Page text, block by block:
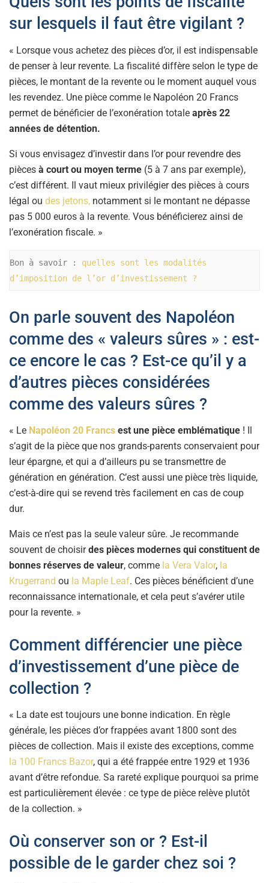
sur lesquels il faut être vigilant ?
« Lorsque vous achetez des pièces d’or, il est indispensable
de penser à leur revente. La fiscalité diffère selon le type de
pièces, le montant de la revente ou le moment auquel vous
les revendez. Une pièce comme le Napoléon 20 Francs
permet de bénéficier de l’exonération totale après 22
années de détention.
Si vous envisagez d’investir dans l’or pour revendre des
pièces à court ou moyen terme (5 à 7 ans par exemple),
c’est différent. Il vaut mieux privilégier des pièces à cours
légal ou des jetons, notamment si le montant ne dépasse
pas 5 000 euros à la revente. Vous bénéficierez ainsi de
l’exonération fiscale. »
Bon à savoir : quelles sont les modalités
d’imposition de l’or d’investissement ?
On parle souvent des Napoléon
comme des « valeurs sûres » : est-
ce encore le cas ? Est-ce qu’il y a
d’autres pièces considérées
comme des valeurs sûres ?
« Le Napoléon 20 Francs est une pièce emblématique ! Il
s’agit de la pièce que nos grands-parents conservaient pour
leur épargne, et qui a d’ailleurs pu se transmettre de
génération en génération. C’est aussi une pièce très liquide,
c’est-à-dire qui se revend très facilement en cas de coup
dur.
Mais ce n’est pas la seule valeur sûre. Je recommande
souvent de choisirdes pièces modernes qui constituent de
bonnes réserves de valeur, comme la Vera Valor, la
Krugerrand ou la Maple Leaf. Ces pièces bénéficient d’une
reconnaissance internationale, et cela peut s’avérer utile
pour la revente. »
Comment différencier une pièce
d’investissement d’une pièce de
collection ?
« La date est toujours une bonne indication. En règle
générale, les pièces d’or frappées avant 1800 sont des
pièces de collection. Mais il existe des exceptions, comme
la 100 Francs Bazor, qui a été frappée entre 1929 et 1936
avant d’être refondue. Sa rareté explique pourquoi sa prime
est particulièrement élevée : ce type de pièce relève plutôt
de la collection. »
Où conserver son or ? Est-il
possible de le garder chez soi ?